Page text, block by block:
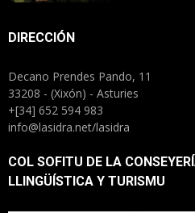
DIRECCIÓN
Decano Prendes Pando, 11
33208 - (Xixón) - Asturies
+[34] 652 594 983
info@lasidra.net/lasidra
COL SOFITU DE LA
LLINGÜÍSTICA Y TURISMU